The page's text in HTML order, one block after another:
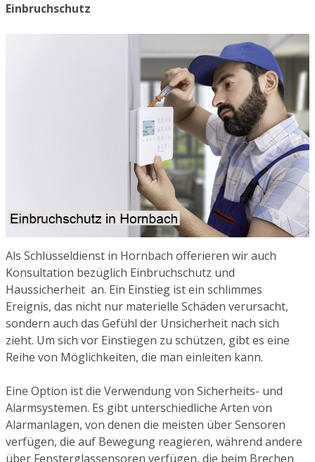
Einbruchschutz
Als Schlüsseldienst in Hornbach offerieren wir auch
Konsultation bezüglich Einbruchschutz und
Haussicherheit an. Ein Einstieg ist ein schlimmes
Ereignis, das nicht nur materielle Schäden verursacht,
sondern auch das Gefühl der Unsicherheit nach sich
zieht. Um sich vor Einstiegen zu schützen, gibt es eine
Reihe von Möglichkeiten, die man einleiten kann.
Eine Option ist die Verwendung von Sicherheits- und
Alarmsystemen. Es gibt unterschiedliche Arten von
Alarmanlagen, von denen die meisten über Sensoren
verfügen, die auf Bewegung reagieren, während andere
über Fensterglassensoren verfügen, die beim Brechen